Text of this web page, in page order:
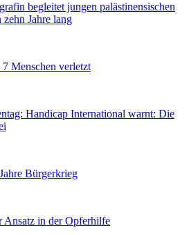
begleitet jungen palästinensischen
zehn Jahre lang
Menschen verletzt
Handicap International warnt: Die
Bürgerkrieg
Ansatz in der Opferhilfe